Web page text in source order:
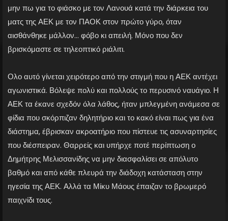
μην πω για το φιάσκο με τον Λανουά κατά την διάρκεια του
ματς της ΑΕΚ με τον ΠΑΟΚ στον πρώτο γύρο, όταν
αισθάνθηκε μάλλον… φόβο κι απειλή. Μόνο που δεν
βρισκόμαστε σε τηλεοπτικό ριάλιτι.
Ολο αυτό γίνεται χειρότερο από την στιγμή που η ΑΕΚ αντέχει
αγωνιστικά. Βόλεψε πολύ και πολλούς το περυσινό ναυάγιο. Η
ΑΕΚ τα έκανε σχεδόν όλα λάθος, ήταν μπλεγμένη ανάμεσα σε
φίδια που σκόρπιζαν δηλητήριο και το κακό είναι πως για ένα
διάστημα, έβρισκαν ακροατήριο που πίστευε τις ασυναρτησίες
που διέσπειραν. Θαρρείς και υπήρχε ποτέ περίπτωση ο
Δημήτρης Μελισσανίδης να μην διασφαλίσει σε απόλυτο
βαθμό και από κάθε πλευρά την διάδοχη κατάσταση στην
ηγεσία της ΑΕΚ. Αλλά τα Μίκυ Μάους έπαιζαν το βρωμερό
παιχνίδι τους.